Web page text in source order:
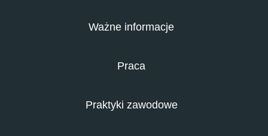
Ważne informacje
Praca
Praktyki zawodowe